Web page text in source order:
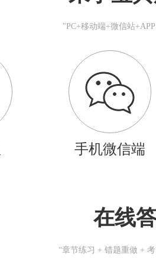
"PC+移动端+微信站
手机微信端
在线
“章节练习 + 错题重做 +